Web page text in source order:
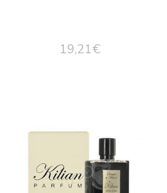
19,21€